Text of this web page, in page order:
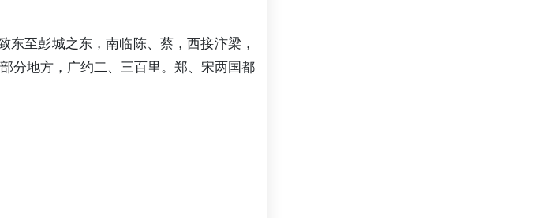
东至彭城之东，南临陈、蔡，西接汴梁，
分地方，广约二、三百里。郑、宋两国都